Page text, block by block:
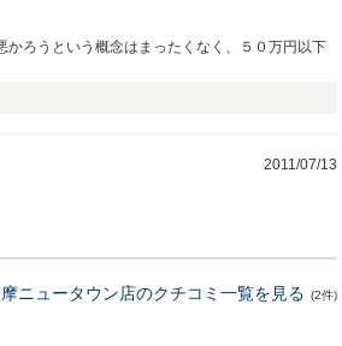
ろうという概念はまったくなく、５０万円以下
2011/07/13
ニュータウン店のクチコミ一覧を見る (2件)